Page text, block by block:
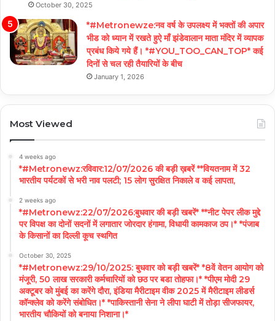
October 30, 2025
*#Metronewze:नव वर्ष के उपलक्ष्य में भक्तों की अपार
भीड को ध्यान में रखते हुऐ माँ झंडेवालान माता मंदिर में व्यापक
प्रबंध किये गये हैं। *#YOU_TOO_CAN_TOP* कई
दिनों से चल रही तैयारियों के बीच
January 1, 2026
Most Viewed
4 weeks ago
*#Metronewz:रविवार:12/07/2026 की बड़ी ख़बरें **वियतनाम में 32
भारतीय पर्यटकों से भरी नाव पलटी; 15 लोग सुरक्षित निकाले व कई लापता,
2 weeks ago
*#Metronewz:22/07/2026:बुधवार की बड़ी खबरें* **नीट पेपर लीक मुद्दे
पर विपक्ष का दोनों सदनों में लगातार जोरदार हंगामा, विधायी कामकाज ठप।* *पंजाब
के किसानों का दिल्ली कूच स्थगित
October 30, 2025
*#Metronewz:29/10/2025: बुधवार को बड़ी खबरें* *8वें वेतन आयोग को
मंजूरी, 50 लाख सरकारी कर्मचारियों को छठ पर बडा तोहफा।* *पीएम मोदी 29
अक्टूबर को मुंबई का करेंगे दौरा, इंडिया मैरीटाइम वीक 2025 में मैरीटाइम लीडर्स
कॉन्क्लेव को करेंगे संबोधित।* *पाकिस्तानी सेना ने लीपा घाटी में तोड़ा सीजफायर,
भारतीय चौकियों को बनाया निशाना।*